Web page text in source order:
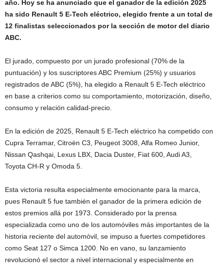
año. Hoy se ha anunciado que el ganador de la edición 2025
ha sido Renault 5 E-Tech eléctrico, elegido frente a un total de
12 finalistas seleccionados por la sección de motor del diario
ABC.
El jurado, compuesto por un jurado profesional (70% de la
puntuación) y los suscriptores ABC Premium (25%) y usuarios
registrados de ABC (5%), ha elegido a Renault 5 E-Tech eléctrico
en base a criterios como su comportamiento, motorización, diseño,
consumo y relación calidad-precio.
En la edición de 2025, Renault 5 E-Tech eléctrico ha competido con
Cupra Terramar, Citroën C3, Peugeot 3008, Alfa Romeo Junior,
Nissan Qashqai, Lexus LBX, Dacia Duster, Fiat 600, Audi A3,
Toyota CH-R y Omoda 5.
Esta victoria resulta especialmente emocionante para la marca,
pues Renault 5 fue también el ganador de la primera edición de
estos premios allá por 1973. Considerado por la prensa
especializada como uno de los automóviles más importantes de la
historia reciente del automóvil, se impuso a fuertes competidores
como Seat 127 o Simca 1200. No en vano, su lanzamiento
revolucionó el sector a nivel internacional y especialmente en